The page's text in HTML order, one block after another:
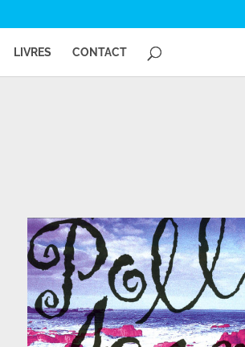
LIVRES CONTACT